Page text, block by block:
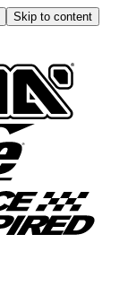
Skip to content